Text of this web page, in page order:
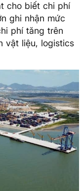
cho biết chi phí
ghi nhận mức
phí tăng trên
vật liệu, logistics